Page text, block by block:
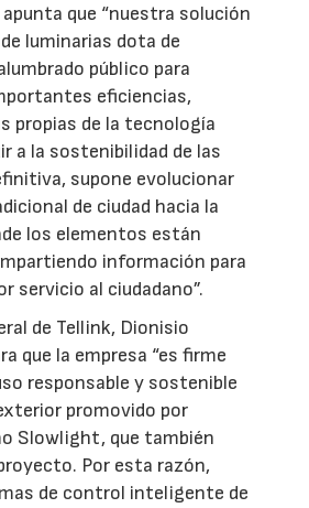
que “nuestra solución
luminarias dota de
público para
eficiencias,
propias de la tecnología
a la sostenibilidad de las
supone evolucionar
de ciudad hacia la
los elementos están
información para
servicio al ciudadano”.
de Tellink, Dionisio
que la empresa “es firme
responsable y sostenible
promovido por
Slowlight, que también
Por esta razón,
de control inteligente de